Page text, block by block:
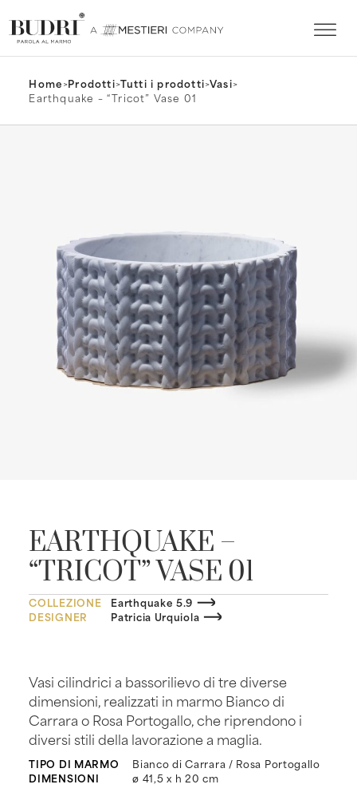
Home>Prodotti>Tutti i prodotti>Vasi>
Earthquake – “Tricot” Vase 01
EARTHQUAKE –
“TRICOT” VASE 01
COLLEZIONE
Earthquake 5.9
DESIGNER
Patricia Urquiola
Vasi cilindrici a bassorilievo di tre diverse
dimensioni, realizzati in marmo Bianco di
Carrara o Rosa Portogallo, che riprendono i
diversi stili della lavorazione a maglia.
TIPO DI MARMO
Bianco di Carrara / Rosa Portogallo
DIMENSIONI
ø 41,5 x h 20 cm